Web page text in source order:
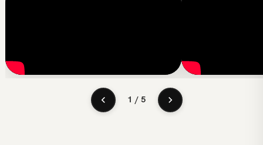
1 / 5